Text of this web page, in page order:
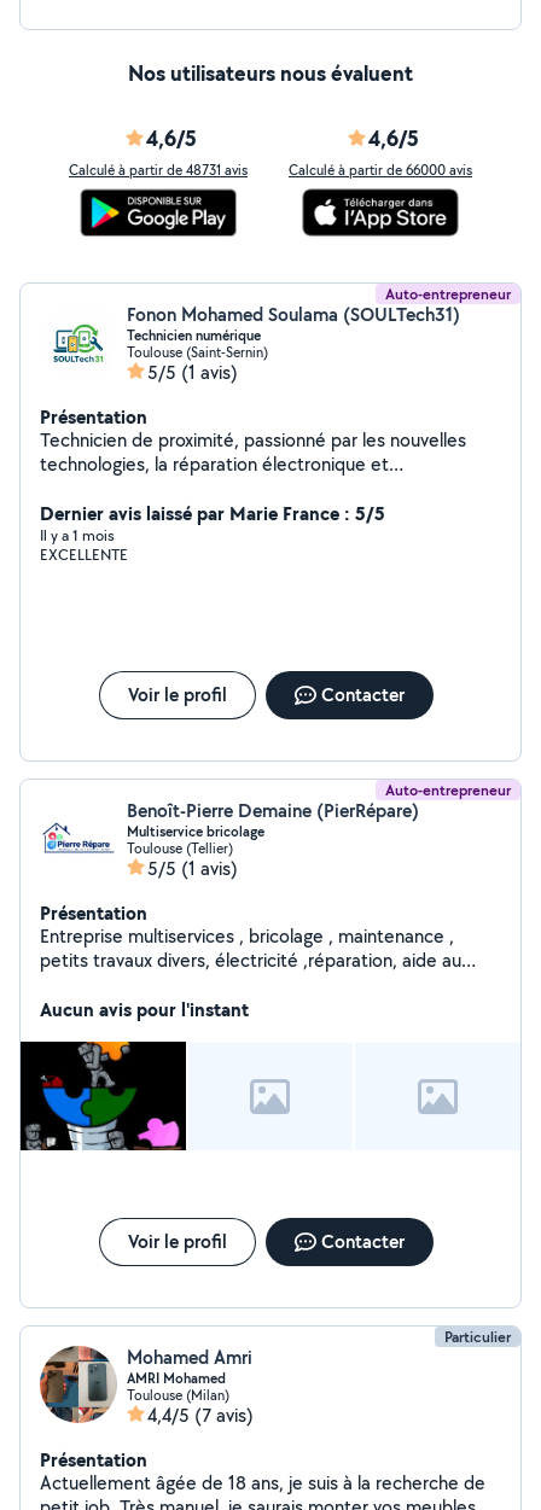
n'hésitez pas à me contacter. À très bientôt !
Nos utilisateurs nous évaluent
4,6/5
Calculé à partir de 48731 avis
4,6/5
Calculé à partir de 66000 avis
Auto-entrepreneur
Fonon Mohamed Soulama (SOULTech31)
Technicien numérique
Toulouse (Saint-Sernin)
5/5 (1 avis)
Présentation
Technicien de proximité, passionné par les nouvelles
technologies, la réparation électronique et
professionnels avec des solutions fiables, rapides et
adaptées à leurs besoins. Réparation & Diagnostic :
Smartphones, tablettes, ordinateurs et montres
Accessoires, pièces détachées, outils de réparation et
accompagnement dans le choix des équipements ;
assistance technique ; Réseau & Installation :
Configuration Wi-Fi, Fibre, imprimantes, périphériques,
téléviseurs connectés et équipements multimédias ;
Dernier avis laissé par Marie France : 5/5
Il y a 1 mois
EXCELLENTE
Voir le profil Contacter
Auto-entrepreneur
Benoît-Pierre Demaine (PierRépare)
Multiservice bricolage
Toulouse (Tellier)
5/5 (1 avis)
Présentation
Entreprise multiservices , bricolage , maintenance ,
petits travaux divers, électricité ,réparation, aide au
Electricien, électronicien, aide main d'oeuvre en
Aucun avis pour l'instant
Voir le profil Contacter
Particulier
Mohamed Amri
AMRI Mohamed
Toulouse (Milan)
4,4/5 (7 avis)
Présentation
Actuellement âgée de 18 ans, je suis à la recherche de